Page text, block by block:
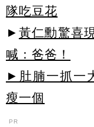
隊吃豆花
► 黃仁勳驚喜
喊：爸爸！
►肚腩一抓一
瘦一個
PR